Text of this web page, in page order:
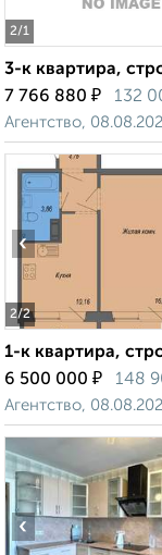
2/1
3-к квартира,
7 766 880 ₽ 132
Агентство,
2/2
‹
1-к квартира,
6 500 000 ₽ 148
Агентство,
‹